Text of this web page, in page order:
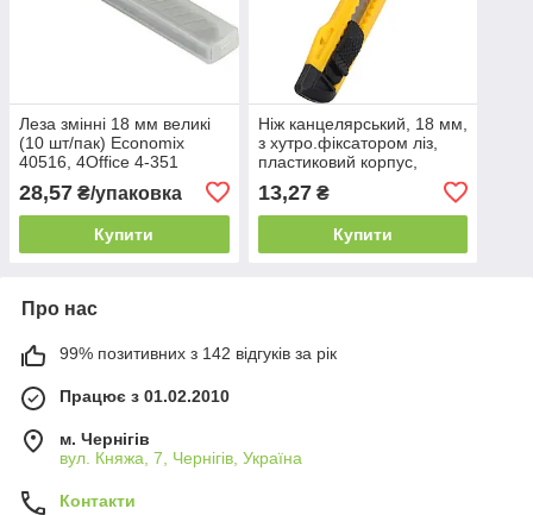
Леза змінні 18 мм великі
(10 шт/пак) Economix
40516, 4Office 4-351
28,57 ₴/упаковка
Купити
Ніж канцелярський, 18 мм,
з хутро.фіксатором ліз,
пластиковий корпус,
ВМ4646
13,27₴
Купити
Про нас
99% позитивних з 142 відгуків за рік
Працює з 01.02.2010
м. Чернігів
вул. Княжа, 7, Чернігів, Україна
Контакти